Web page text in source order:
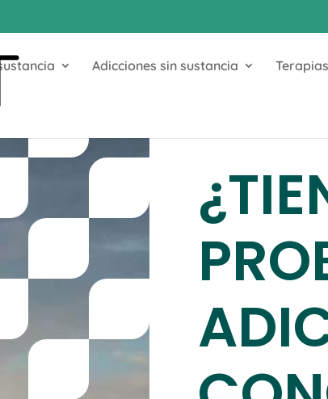
Adicciones sin sustancia